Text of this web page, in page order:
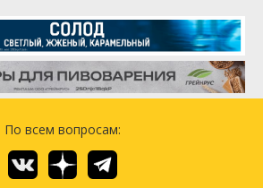
По всем вопросам: